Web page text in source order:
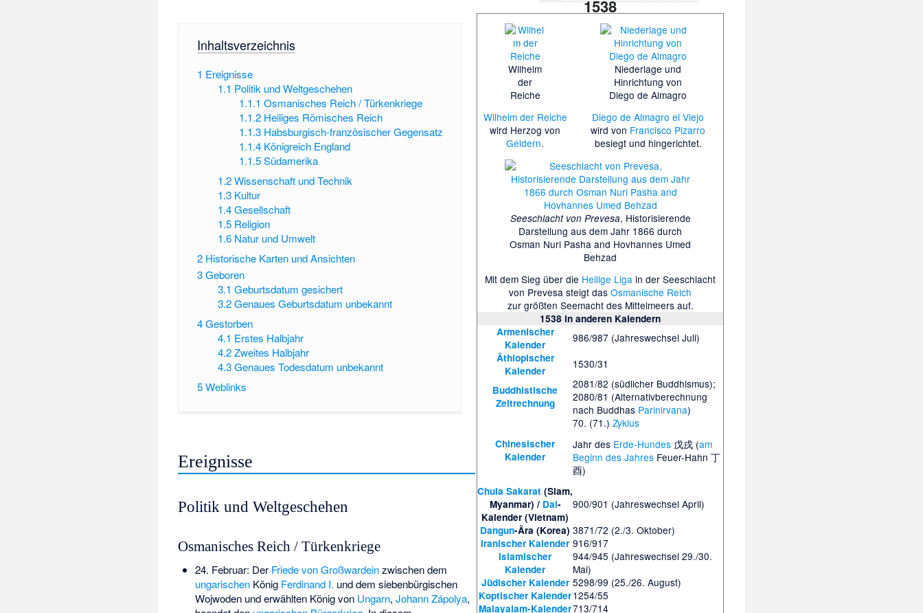
1538
Wilhelm
der
Reiche
Wilhelm der Reiche
wird Herzog von
Geldern.
Niederlage und
Hinrichtung von
Diego de Almagro
Diego de Almagro el Viejo
wird von Francisco Pizarro
besiegt und hingerichtet.
Seeschlacht von Prevesa, Historisierende
Darstellung aus dem Jahr 1866 durch
Osman Nuri Pasha and Hovhannes Umed
Behzad
Mit dem Sieg über die Heilige Liga in derSeeschlacht
von Prevesa steigt dasOsmanische Reich
zur größten Seemacht des Mittelmeers auf.
1538 in anderen Kalendern
Armenischer
Kalender
986/987 (Jahreswechsel Juli)
Äthiopischer
Kalender
1530/31
Buddhistische
Zeitrechnung
2081/82 (südlicher Buddhismus);
2080/81 (Alternativberechnung
nach Buddhas Parinirvana)
Chinesischer
Kalender
70. (71.)Zyklus
Jahr des Erde-Hundes 戊戌 (am
Beginn des Jahres Feuer-Hahn 丁
酉)
Chula Sakarat (Siam,
Myanmar) / Dai-
Kalender (Vietnam)
900/901 (Jahreswechsel April)
Dangun-Ära (Korea) 3871/72 (2./3. Oktober)
Iranischer Kalender 916/917
Islamischer
Kalender
944/945 (Jahreswechsel 29./30.
Mai)
Jüdischer Kalender 5298/99 (25./26. August)
Koptischer Kalender1254/55
Malayalam-Kalender713/714
Inhaltsverzeichnis
1 Ereignisse
1.1 Politik und Weltgeschehen
1.1.1 Osmanisches Reich / Türkenkriege
1.1.2 Heiliges Römisches Reich
1.1.3 Habsburgisch-französischer Gegensatz
1.1.4 Königreich England
1.1.5 Südamerika
1.2 Wissenschaft und Technik
1.3 Kultur
1.4 Gesellschaft
1.5 Religion
1.6 Natur und Umwelt
2 Historische Karten und Ansichten
3Geboren
3.1 Geburtsdatum gesichert
3.2 Genaues Geburtsdatum unbekannt
4Gestorben
4.1 Erstes Halbjahr
4.2 Zweites Halbjahr
4.3 Genaues Todesdatum unbekannt
5Weblinks
Ereignisse
Politik und Weltgeschehen
Osmanisches Reich / Türkenkriege
24. Februar: Der Friede von Großwardeinzwischen dem
ungarischenKönig Ferdinand I. und dem siebenbürgischen
Wojwoden und erwählten König von Ungarn, Johann Zápolya,